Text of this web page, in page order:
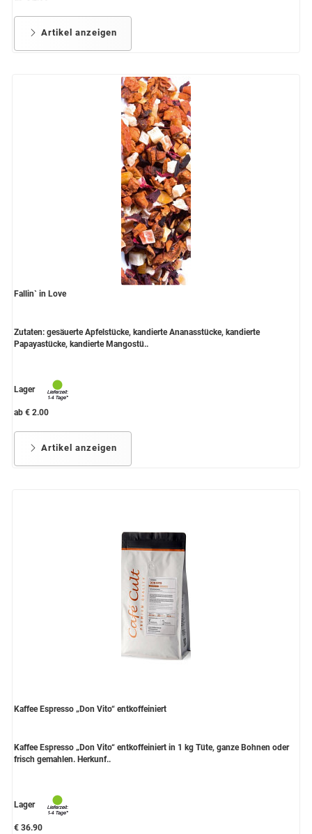
Artikel anzeigen
Fallin` in Love
Zutaten: gesäuerte Apfelstücke, kandierte Ananasstücke, kandierte
Papayastücke, kandierte Mangostü..
Lager
ab € 2.00
Artikel anzeigen
Kaffee Espresso „Don Vito“ entkoffeiniert
Kaffee Espresso „Don Vito“ entkoffeiniert in 1 kg Tüte, ganze Bohnen oder
frisch gemahlen. Herkunf..
Lager
€ 36.90